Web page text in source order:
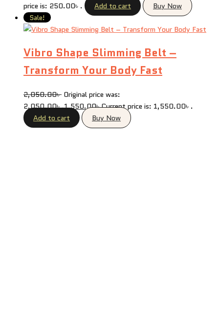
price is: 250.00৳ .
Add to cart
Buy Now
Sale!
Vibro Shape Slimming Belt –
Transform Your Body Fast
2,050.00৳ Original price was:
2,050.00৳ .1,550.00৳Current price is: 1,550.00৳ .
Add to cart
Buy Now